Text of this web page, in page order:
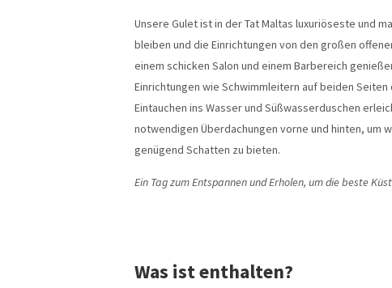
Unsere Gulet ist in der Tat Maltas luxuriöseste und
bleiben und die Einrichtungen von den großen
einem schicken Salon und einem Barbereich
Einrichtungen wie Schwimmleitern auf beiden
Eintauchen ins Wasser und Süßwasserduschen
notwendigen Überdachungen vorne und hinten, um
genügend Schatten zu bieten.
Ein Tag zum Entspannen und Erholen, um die beste
Was ist enthalten?